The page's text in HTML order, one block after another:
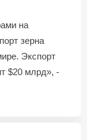
на
зерна
Экспорт
$20 млрд», -